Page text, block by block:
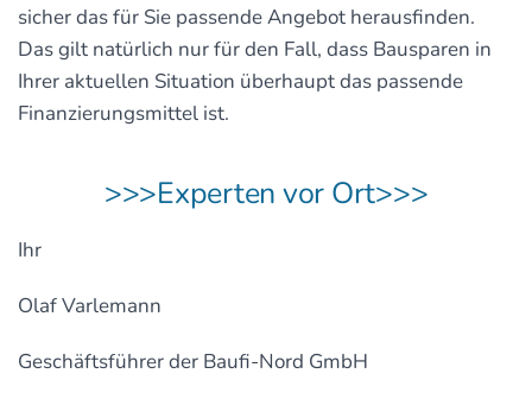
sicher das für Sie passende Angebot herausfinden.
Das gilt natürlich nur für den Fall, dass Bausparen in
Ihrer aktuellen Situation überhaupt das passende
Finanzierungsmittel ist.
>>>Experten vor Ort>>>
Ihr
Olaf Varlemann
Geschäftsführer der Baufi-Nord GmbH